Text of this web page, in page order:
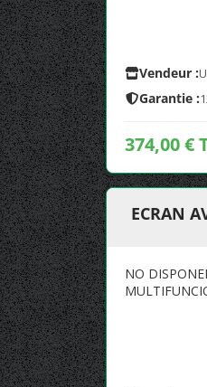
Vendeur :
Garantie :
374,00 €
ECRAN
NO